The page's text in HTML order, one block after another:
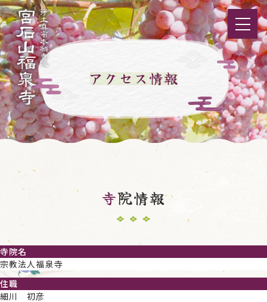
寺院情報
寺院名
宗教法人福泉寺
住職
細川 初彦